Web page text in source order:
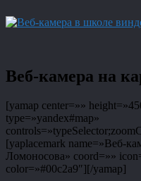
Веб-камера на
[yamap center=»»
type=»yandex#map»
[yaplacemark name=»Веб-
Ломоносова» coord=»»
color=»#00c2a9″][/yamap]